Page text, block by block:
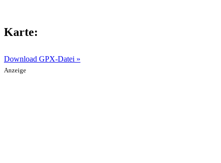
Karte:
Download GPX-Datei »
Anzeige